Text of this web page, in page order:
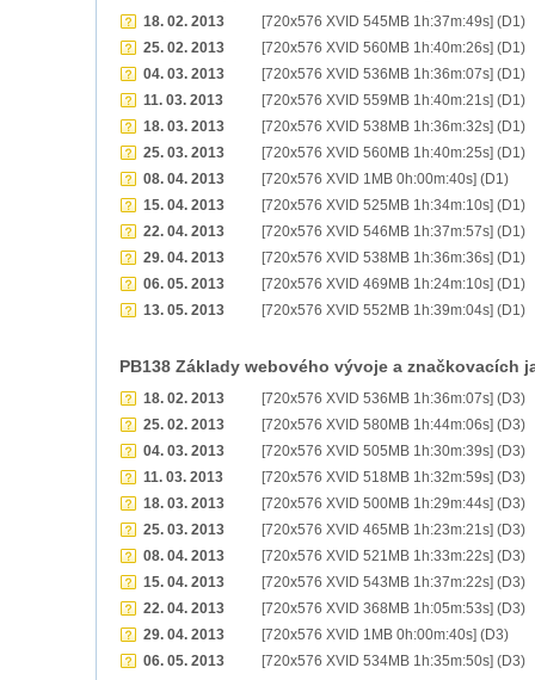
18. 02. 2013
[720x576 XVID 545MB 1h:37m:49s] (D1)
25. 02. 2013
[720x576 XVID 560MB 1h:40m:26s] (D1)
04. 03. 2013
[720x576 XVID 536MB 1h:36m:07s] (D1)
11. 03. 2013
[720x576 XVID 559MB 1h:40m:21s] (D1)
18. 03. 2013
[720x576 XVID 538MB 1h:36m:32s] (D1)
25. 03. 2013
[720x576 XVID 560MB 1h:40m:25s] (D1)
08. 04. 2013
[720x576 XVID 1MB 0h:00m:40s] (D1)
15. 04. 2013
[720x576 XVID 525MB 1h:34m:10s] (D1)
22. 04. 2013
[720x576 XVID 546MB 1h:37m:57s] (D1)
29. 04. 2013
[720x576 XVID 538MB 1h:36m:36s] (D1)
06. 05. 2013
[720x576 XVID 469MB 1h:24m:10s] (D1)
13. 05. 2013
[720x576 XVID 552MB 1h:39m:04s] (D1)
PB138 Základy webového vývoje a značkovacích
18. 02. 2013
[720x576 XVID 536MB 1h:36m:07s] (D3)
25. 02. 2013
[720x576 XVID 580MB 1h:44m:06s] (D3)
04. 03. 2013
[720x576 XVID 505MB 1h:30m:39s] (D3)
11. 03. 2013
[720x576 XVID 518MB 1h:32m:59s] (D3)
18. 03. 2013
[720x576 XVID 500MB 1h:29m:44s] (D3)
25. 03. 2013
[720x576 XVID 465MB 1h:23m:21s] (D3)
08. 04. 2013
[720x576 XVID 521MB 1h:33m:22s] (D3)
15. 04. 2013
[720x576 XVID 543MB 1h:37m:22s] (D3)
22. 04. 2013
[720x576 XVID 368MB 1h:05m:53s] (D3)
29. 04. 2013
[720x576 XVID 1MB 0h:00m:40s] (D3)
06. 05. 2013
[720x576 XVID 534MB 1h:35m:50s] (D3)